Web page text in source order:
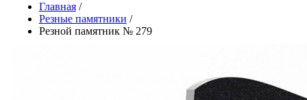
Главная /
Резные памятники /
Резной памятник № 279